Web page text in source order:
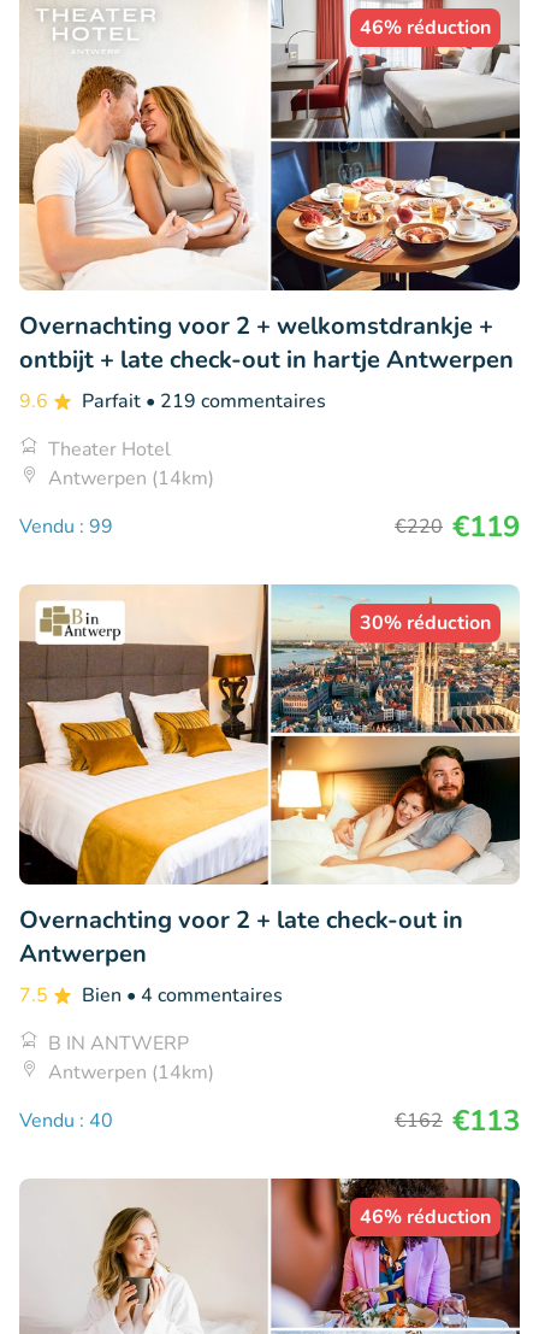
46% réduction
Overnachting voor 2 + welkomstdrankje +
ontbijt + late check-out in hartje Antwerpen
9.6 Parfait • 219 commentaires
Theater Hotel
Antwerpen (14km)
Vendu : 99
€220 €119
30% réduction
Overnachting voor 2 + late check-out in
Antwerpen
7.5 Bien • 4 commentaires
B IN ANTWERP
Antwerpen (14km)
Vendu : 40
€162 €113
46% réduction